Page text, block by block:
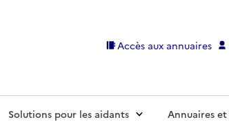
Accès aux annuaires
Solutions pour les aidants Annuaires